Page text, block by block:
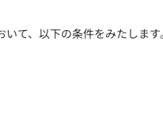
いて、以下の条件をみたします